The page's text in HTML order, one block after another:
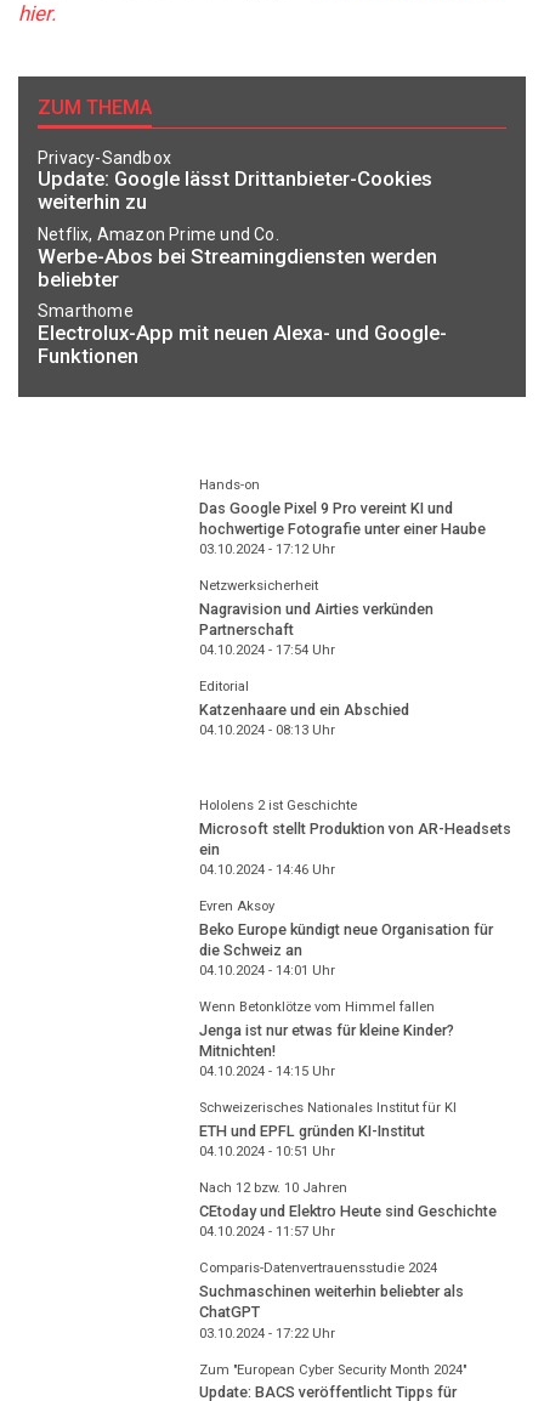
hier.
ZUM THEMA
Privacy-Sandbox
Update: Google lässt Drittanbieter-Cookies
weiterhin zu
Netflix, Amazon Prime und Co.
Werbe-Abos bei Streamingdiensten werden
beliebter
Smarthome
Electrolux-App mit neuen Alexa- und Google-
Funktionen
Hands-on
Das Google Pixel 9 Pro vereint KI und
hochwertige Fotografie unter einer Haube
03.10.2024 - 17:12Uhr
Netzwerksicherheit
Nagravision und Airties verkünden
Partnerschaft
04.10.2024 - 17:54Uhr
Editorial
Katzenhaare und ein Abschied
04.10.2024 - 08:13Uhr
Hololens 2 ist Geschichte
Microsoft stellt Produktion von AR-Headsets
ein
04.10.2024 - 14:46Uhr
Evren Aksoy
Beko Europe kündigt neue Organisation für
die Schweiz an
04.10.2024 - 14:01 Uhr
Wenn Betonklötze vom Himmel fallen
Jenga ist nur etwas für kleine Kinder?
Mitnichten!
04.10.2024 - 14:15Uhr
Schweizerisches Nationales Institut für KI
ETH und EPFL gründen KI-Institut
04.10.2024 - 10:51 Uhr
Nach 12 bzw. 10 Jahren
CEtoday und Elektro Heute sind Geschichte
04.10.2024 - 11:57Uhr
Comparis-Datenvertrauensstudie 2024
Suchmaschinen weiterhin beliebter als
ChatGPT
03.10.2024 - 17:22Uhr
Zum "European Cyber Security Month 2024"
Update: BACS veröffentlicht Tipps für